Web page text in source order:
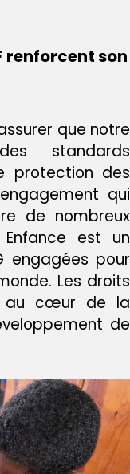
renforcent son
que notre
standards
protection des
qui
de nombreux
Enfance est un
engagées pour
Les droits
au cœur de la
de